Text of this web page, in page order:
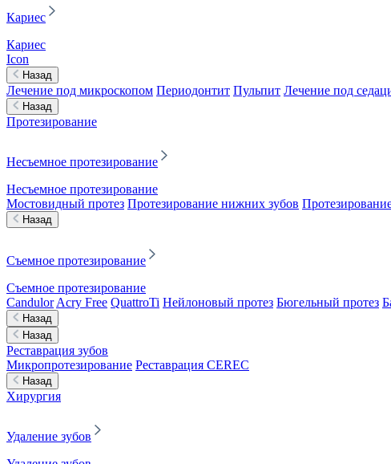
Кариес
Кариес
Icon
Назад
Лечение под микроскопом Периодонтит Пульпит Лечение под
Назад
Протезирование
Несъемное протезирование
Несъемное протезирование
Мостовидный протез Протезирование нижних зубов
Назад
Съемное протезирование
Съемное протезирование
Candulor Acry Free QuattroTi Нейлоновый протез Бюгельный протез
Назад
Назад
Реставрация зубов
Микропротезирование Реставрация CEREC
Назад
Хирургия
Удаление зубов